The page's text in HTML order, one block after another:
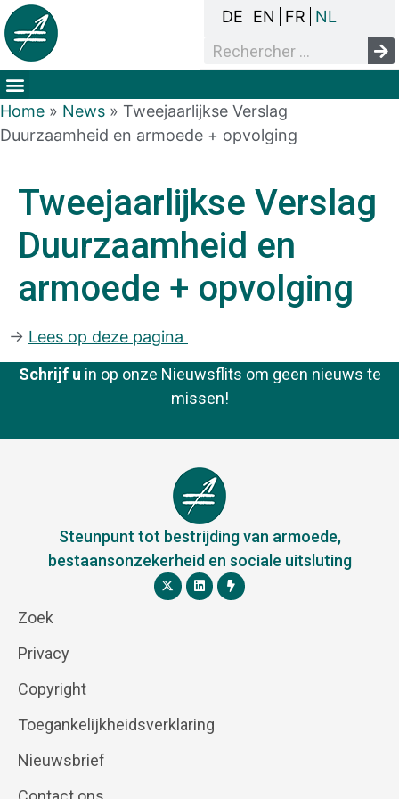
DE EN FR NL
Home » News » Tweejaarlijkse Verslag
Duurzaamheid en armoede + opvolging
Tweejaarlijkse Verslag
Duurzaamheid en
armoede + opvolging
-> Lees op deze pagina
Schrijf u in op onze Nieuwsflits om geen nieuws te
missen!
Steunpunt tot bestrijding van armoede,
bestaansonzekerheid en sociale uitsluting
Zoek
Privacy
Copyright
Toegankelijkheidsverklaring
Nieuwsbrief